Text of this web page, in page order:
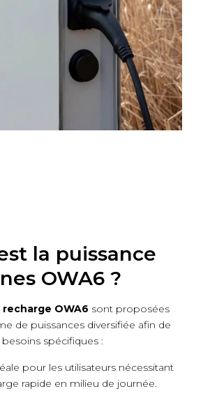
la puissance
OWA6 ?
OWA6 sont proposées
de puissances diversifiée afin de
spécifiques :
pour les utilisateurs nécessitant
rapide en milieu de journée.